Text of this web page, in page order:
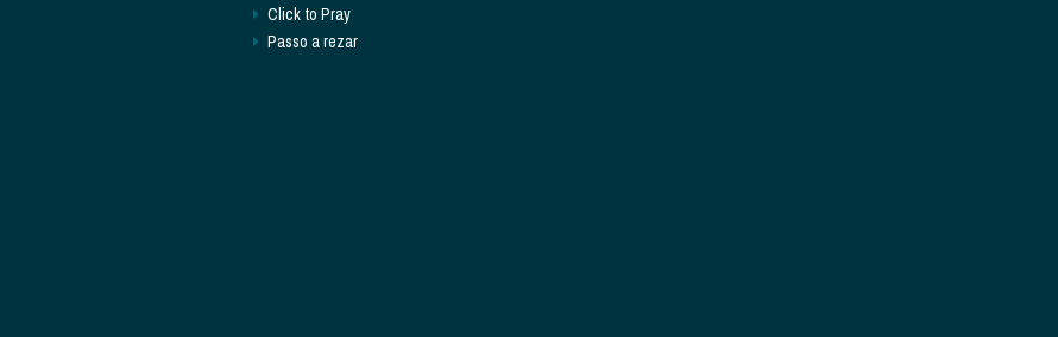
Click to Pray
Passo a rezar